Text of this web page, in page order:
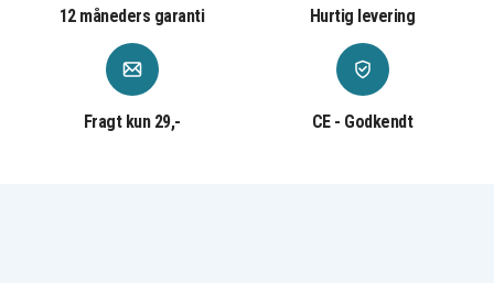
12 måneders garanti Hurtig levering
Fragt kun 29,- CE - Godkendt